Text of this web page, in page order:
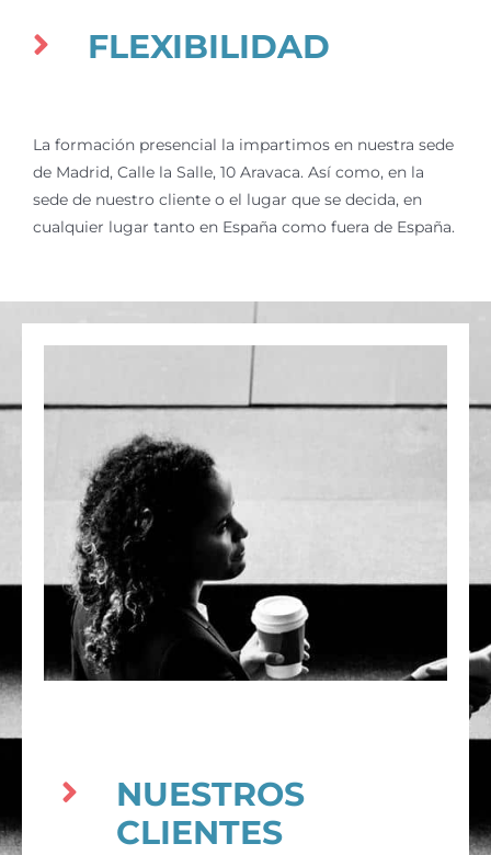
FLEXIBILIDAD
La formación presencial la impartimos en nuestra sede
de Madrid, Calle la Salle, 10 Aravaca. Así como, en la
sede de nuestro cliente o el lugar que se decida, en
cualquier lugar tanto en España como fuera de España.
NUESTROS
CLIENTES